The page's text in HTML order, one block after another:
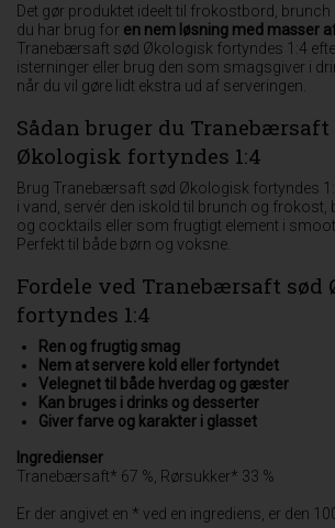
Det gør produktet ideelt til frokostbord,
du har brug for en nem løsning med masser
Tranebærsaft sød Økologisk fortyndes 1:4
isterninger eller brug den som smagsgiver i
når du vil gøre lidt ekstra ud af serveringen.
Sådan bruger du Tranebærsaft
Økologisk fortyndes 1:4
Brug Tranebærsaft sød Økologisk fortyndes
i vand, servér den iskold til brunch og frokost,
og cocktails eller som frugtigt element i
Perfekt til både børn og voksne.
Fordele ved Tranebærsaft sød
fortyndes 1:4
Ren og frugtig smag
Nem at servere kold eller fortyndet
Velegnet til både hverdag og gæster
Kan bruges i drinks og desserter
Giver farve og karakter i glasset
Ingredienser
Tranebærsaft* 67 %, Rørsukker* 33 %
Er der angivet en * ved en ingrediens, er den